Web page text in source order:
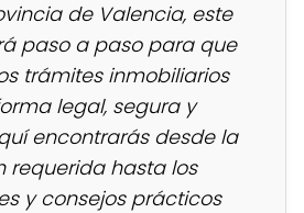
de Valencia, este
paso a paso para que
trámites inmobiliarios
legal, segura y
encontrarás desde la
requerida hasta los
y consejos prácticos